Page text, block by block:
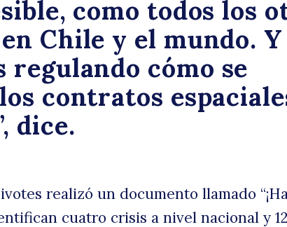
como todos los
Chile y el mundo.
regulando cómo se
contratos
dice.
realizó un documento llamado
cuatro crisis a nivel nacional y 12